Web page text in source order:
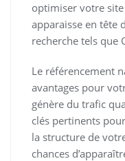
optimiser votre site
apparaisse en tête
recherche tels que
Le référencement
avantages pour
génère du trafic
clés pertinents
la structure de
chances